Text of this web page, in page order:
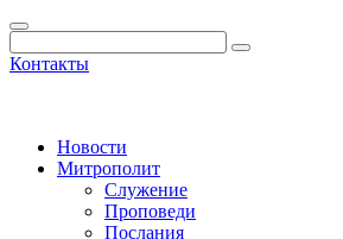
Контакты
Новости
Митрополит
Служение
Проповеди
Послания